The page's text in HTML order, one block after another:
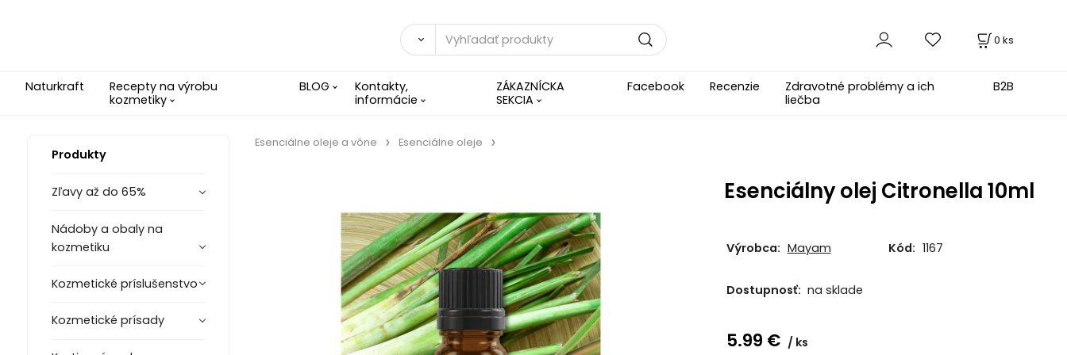
0 ks
Naturkraft
Recepty na výrobu
kozmetiky
BLOG
Kontakty,
informácie
ZÁKAZNÍCKA
SEKCIA
Facebook Recenzie
Zdravotné problémy a ich
liečba
B2B
Produkty
Zľavy až do 65%
Nádoby a obaly na
kozmetiku
Kozmetické príslušenstvo
Kozmetické prísady
Esenciálne oleje a vône Esenciálne oleje
Esenciálny olej Citronella 10ml
Výrobca: Mayam Kód: 1167
Dostupnosť: na sklade
5.99 € ks